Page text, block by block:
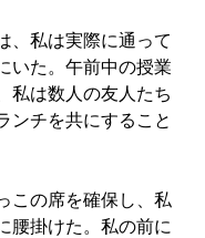
、私は実際に通って
いた。午前中の授業
私は数人の友人たち
ンチを共にすること
この席を確保し、私
腰掛けた。私の前に